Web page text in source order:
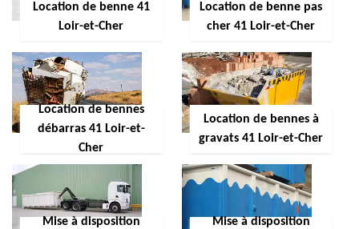
Location de benne 41
Loir-et-Cher
Location de benne pas
cher 41 Loir-et-Cher
Location de bennes
débarras 41 Loir-et-
Cher
Location de bennes à
gravats 41 Loir-et-Cher
Mise à disposition
Mise à disposition